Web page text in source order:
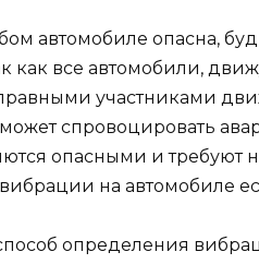
автомобиле опасна,
как все автомобили,
участниками
может спровоцировать
опасными и требуют
на автомобиле
определения